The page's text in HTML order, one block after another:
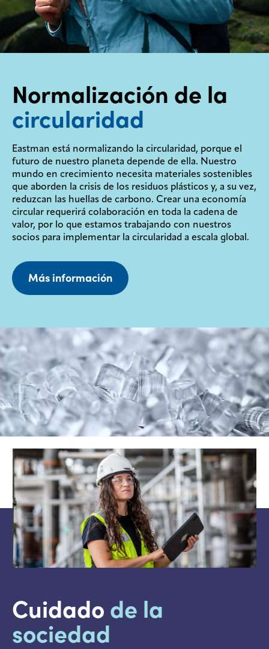
Normalización de la
circularidad
Eastman está normalizando la circularidad, porque el
futuro de nuestro planeta depende de ella. Nuestro
mundo en crecimiento necesita materiales sostenibles
que aborden la crisis de los residuos plásticos y, a su vez,
reduzcan las huellas de carbono. Crear una economía
circular requerirá colaboración en toda la cadena de
valor, por lo que estamos trabajando con nuestros
socios para implementar la circularidad a escala global.
Más información
Cuidado de la
sociedad